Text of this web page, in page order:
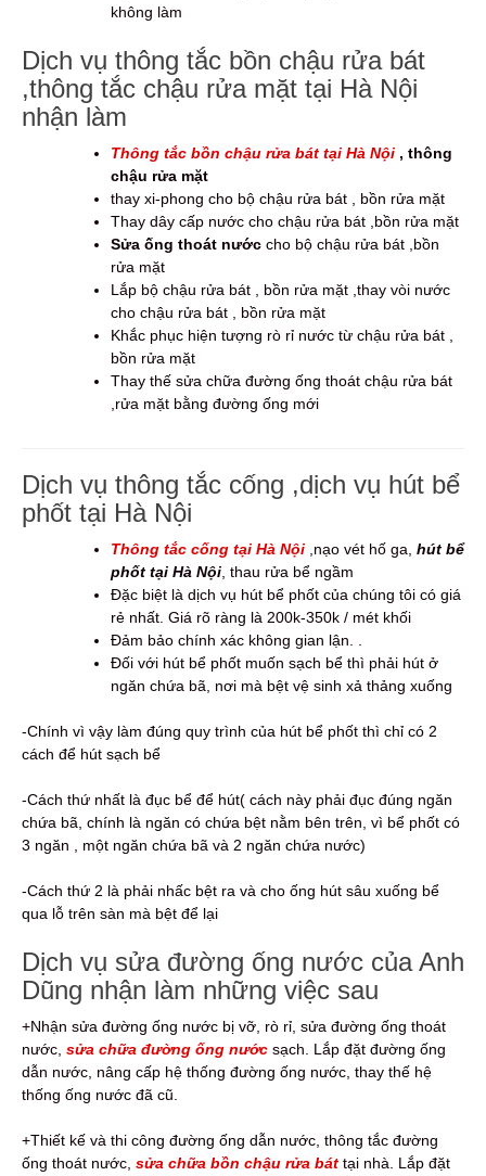
không làm
Dịch vụ thông tắc bồn chậu rửa bát
,thông tắc chậu rửa mặt tại Hà Nội
nhận làm
Thông tắc bồn chậu rửa bát tại Hà Nội , thông
chậu rửa mặt
thay xi-phong cho bộ chậu rửa bát , bồn rửa mặt
Thay dây cấp nước cho chậu rửa bát ,bồn rửa mặt
Sửa ống thoát nước cho bộ chậu rửa bát ,bồn
rửa mặt
Lắp bộ chậu rửa bát , bồn rửa mặt ,thay vòi nước
cho chậu rửa bát , bồn rửa mặt
Khắc phục hiện tượng rò rỉ nước từ chậu rửa bát ,
bồn rửa mặt
Thay thế sửa chữa đường ống thoát chậu rửa bát
,rửa mặt bằng đường ống mới
Dịch vụ thông tắc cống ,dịch vụ hút bể
phốt tại Hà Nội
Thông tắc cống tại Hà Nội ,nạo vét hố ga, hút bể
phốt tại Hà Nội, thau rửa bể ngầm
Đặc biệt là dịch vụ hút bể phốt của chúng tôi có giá
rẻ nhất. Giá rõ ràng là 200k-350k / mét khối
Đảm bảo chính xác không gian lận. .
Đối với hút bể phốt muốn sạch bể thì phải hút ở
ngăn chứa bã, nơi mà bệt vệ sinh xả thảng xuống
-Chính vì vậy làm đúng quy trình của hút bể phốt thì chỉ có 2
cách để hút sạch bể
-Cách thứ nhất là đục bể để hút( cách này phải đục đúng ngăn
chứa bã, chính là ngăn có chứa bệt nằm bên trên, vì bể phốt có
3 ngăn , một ngăn chứa bã và 2 ngăn chứa nước)
-Cách thứ 2 là phải nhấc bệt ra và cho ống hút sâu xuống bể
qua lỗ trên sàn mà bệt để lại
Dịch vụ sửa đường ống nước của Anh
Dũng nhận làm những việc sau
+Nhận sửa đường ống nước bị vỡ, rò rỉ, sửa đường ống thoát
nước, sửa chữa đường ống nước sạch. Lắp đặt đường ống
dẫn nước, nâng cấp hệ thống đường ống nước, thay thế hệ
thống ống nước đã cũ.
+Thiết kế và thi công đường ống dẫn nước, thông tắc đường
ống thoát nước, sửa chữa bồn chậu rửa bát tại nhà. Lắp đặt